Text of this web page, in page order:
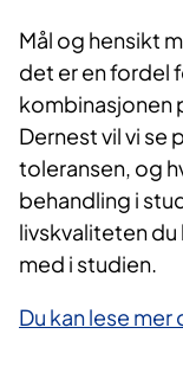
Mål og hensikt
det er en fordel
kombinasjonen
Dernestvil vi se
toleransen, og
behandling i
livskvaliteten du
med i studien.
Du kan lese